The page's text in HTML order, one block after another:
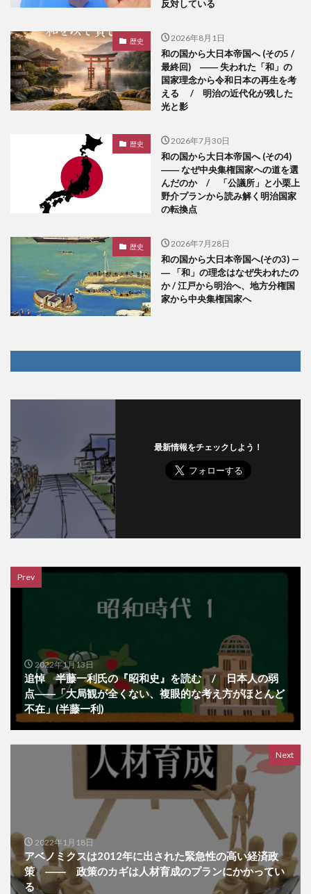
反対している
歴史 2026年8月1日
和の国から大日本帝国へ (その5 /
最終回) ―― 失われた「和」の
国家理念から令和日本の再生を考
える / 明治の近代化が残した
光と影
歴史 2026年7月30日
和の国から大日本帝国へ (その4)
―― なぜ中央集権国家への道を選
んだのか / 「公議所」と小栗上
野介プランから読み解く明治国家
の転換点
歴史 2026年7月28日
和の国から大日本帝国へ(その3) —
― 「和」の理念はなぜ失われたの
か / 江戸から明治へ、地方分権国
家から中央集権国家へ
最新情報をチェックしよう！
Prev
2022年1月13日
追悼 半藤一利氏の『昭和史』を読む / 日本人の弱
点――「大局観が全くない、複眼的な考え方がほとんど
不在」(半藤一利)
Next
2022年1月18日
アベノミクスは2012年に出された緊急性の高い経済政
策 ―― 政策のカギは人材育成のプランにかかってい
る